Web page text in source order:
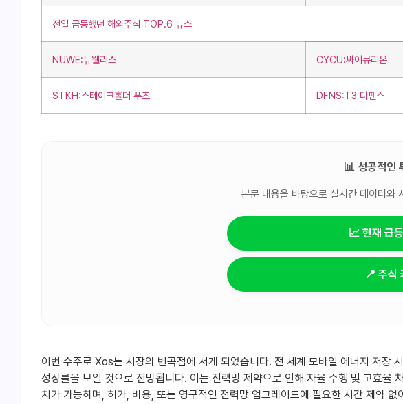
전일 급등했던 해외주식 TOP.6 뉴스
NUWE:뉴웰리스 CYCU:싸이큐리온
STKH:스테이크홀더 푸즈 DFNS:T3 디펜스
📊 성공적인
본문 내용을 바탕으로 실시간 데이터와
📈 현재 급
📍 주식
이번 수주로 Xos는 시장의 변곡점에 서게 되었습니다. 전 세계 모바일 에너지 저
성장률을 보일 것으로 전망됩니다. 이는 전력망 제약으로 인해 자율 주행 및 고효
치가 가능하며, 허가, 비용, 또는 영구적인 전력망 업그레이드에 필요한 시간 제약